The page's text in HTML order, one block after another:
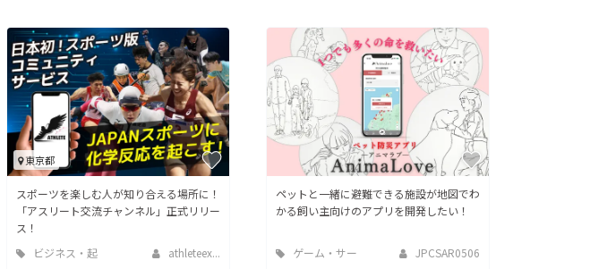
machi-ya コミュニティ
東京都
スポーツを楽しむ人が知り合える場所に！
「アスリート交流チャンネル」正式リリー
ス！
ビジネス・起
athleteex...
ペットと一緒に避難できる施設が地図でわ
かる飼い主向けのアプリを開発したい！
ゲーム・サー
JPCSAR0506